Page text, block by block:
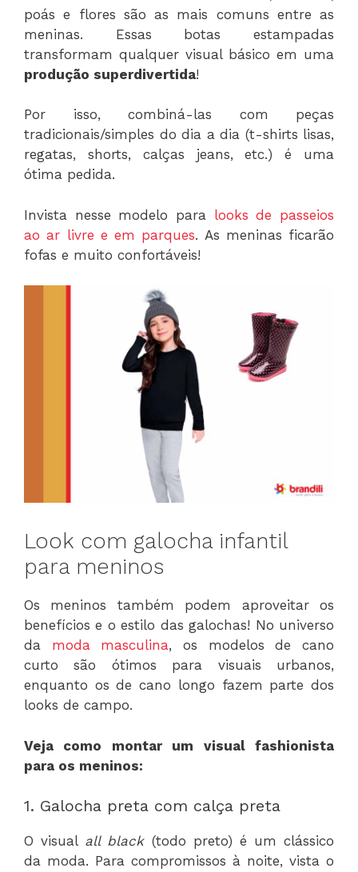
poás e flores são as mais comuns entre as
meninas. Essas botas estampadas
transformam qualquer visual básico em uma
produção superdivertida!
Por isso, combiná-las com peças
tradicionais/simples do dia a dia (t-shirts lisas,
regatas, shorts, calças jeans, etc.) é uma
ótima pedida.
Invista nesse modelo para looks de passeios
ao ar livre e em parques. As meninas ficarão
fofas e muito confortáveis!
Look com galocha infantil
para meninos
Os meninos também podem aproveitar os
benefícios e o estilo das galochas! No universo
da moda masculina, os modelos de cano
curto são ótimos para visuais urbanos,
enquanto os de cano longo fazem parte dos
looks de campo.
Veja como montar um visual fashionista
para os meninos:
1. Galocha preta com calça preta
O visual all black(todo preto) é um clássico
da moda. Para compromissos à noite, vista o